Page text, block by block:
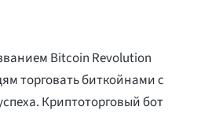
Bitcoin Revolution
торговать биткойнами с
Криптоторговый бот